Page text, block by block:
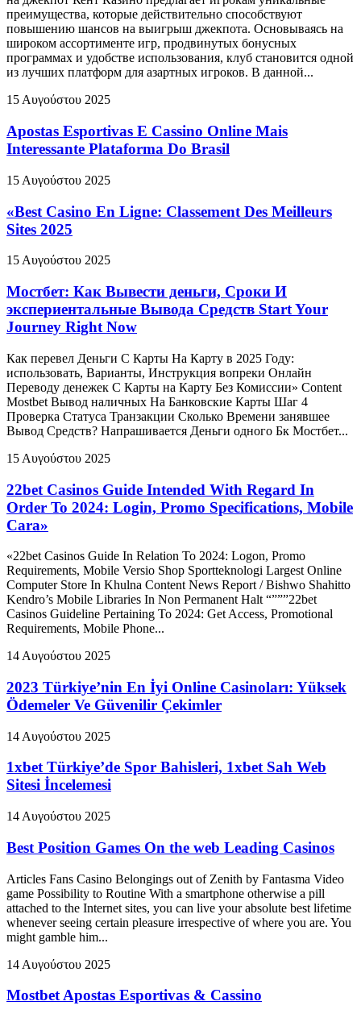
преимущества, которые действительно способствуют
повышению шансов на выигрыш джекпота. Основываясь на
широком ассортименте игр, продвинутых бонусных
программах и удобстве использования, клуб становится одной
из лучших платформ для азартных игроков. В данной...
15 Αυγούστου 2025
Apostas Esportivas E Cassino Online Mais
Interessante Plataforma Do Brasil
15 Αυγούστου 2025
«Best Casino En Ligne: Classement Des Meilleurs
Sites 2025
15 Αυγούστου 2025
Мостбет: Как Вывести деньги, Сроки И
экспериентальные Вывода Средств Start Your
Journey Right Now
Как перевел Деньги С Карты На Карту в 2025 Году:
использовать, Варианты, Инструкция вопреки Онлайн
Переводу денежек С Карты на Карту Без Комиссии» Content
Mostbet Вывод наличных На Банковские Карты Шаг 4
Проверка Статуса Транзакции Сколько Времени занявшее
Вывод Средств? Напрашивается Деньги одного Бк Мостбет...
15 Αυγούστου 2025
22bet Casinos Guide Intended With Regard In
Order To 2024: Login, Promo Specifications, Mobile
Cara»
«22bet Casinos Guide In Relation To 2024: Logon, Promo
Requirements, Mobile Versio Shop Sportteknologi Largest Online
Computer Store In Khulna Content News Report / Bishwo Shahitto
Kendro’s Mobile Libraries In Non Permanent Halt “”””22bet
Casinos Guideline Pertaining To 2024: Get Access, Promotional
Requirements, Mobile Phone...
14 Αυγούστου 2025
2023 Türkiye’nin En İyi Online Casinoları: Yüksek
Ödemeler Ve Güvenilir Çekimler
14 Αυγούστου 2025
1xbet Türkiye’de Spor Bahisleri, 1xbet Sah Web
Sitesi İncelemesi
14 Αυγούστου 2025
Best Position Games On the web Leading Casinos
Articles Fans Casino Belongings out of Zenith by Fantasma Video
game Possibility to Routine With a smartphone otherwise a pill
attached to the Internet sites, you can live your absolute best lifetime
whenever seeing certain pleasure irrespective of where you are. You
might gamble him...
14 Αυγούστου 2025
Mostbet Apostas Esportivas & Cassino